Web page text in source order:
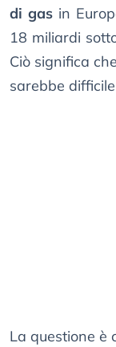
di gasin
18 miliardi
Ciò significa
sarebbe
La questione è